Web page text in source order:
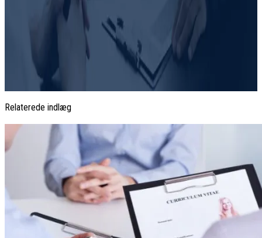
Relaterede indlæg